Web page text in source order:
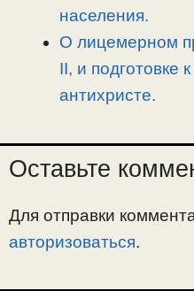
населения.
О лицемерном
II, и подготовке
антихристе.
Оставьте
Для отправки
авторизоваться.